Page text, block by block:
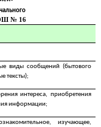
№ 16
виды сообщений (бытового
тексты);
интереса, приобретения
информации;
изучающее,